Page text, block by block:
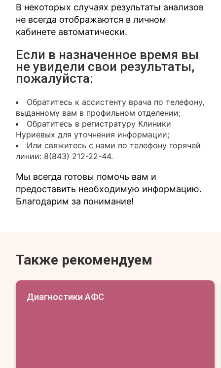
В некоторых случаях результаты анализов
не всегда отображаются в личном
кабинете автоматически.
Если в назначенное время вы
не увидели свои результаты,
пожалуйста:
Обратитесь к ассистенту врача по телефону,
выданному вам в профильном отделении;
Обратитесь в регистратуру Клиники
Нуриевых для уточнения информации;
Или свяжитесь с нами по телефону горячей
линии: 8(843) 212-22-44.
Мы всегда готовы помочь вам и
предоставить необходимую информацию.
Благодарим за понимание!
Также рекомендуем
Диагностики АФС